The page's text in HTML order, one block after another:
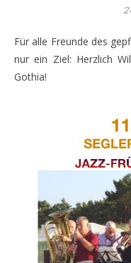
Für alle Freunde des gepflegten Jazz gibt es am 8. März wieder
nur ein Ziel: Herzlich
Gothia!